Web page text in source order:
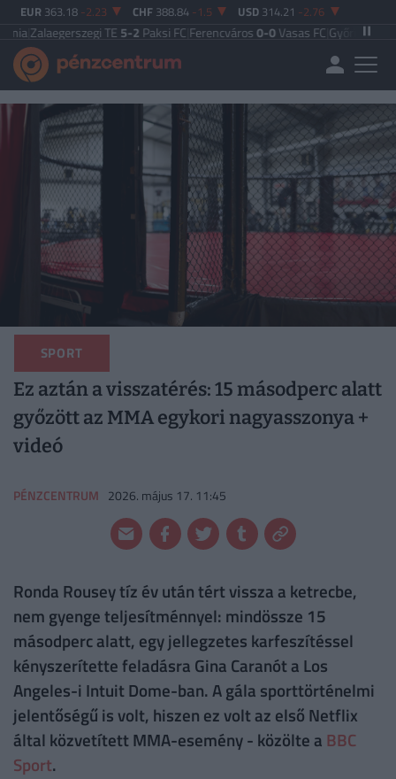
EUR 363.18 -2.23 CHF 388.84 -1.5 USD 314.21 -2.76
TE5-2Paksi FC|Ferencváros0-0Vasas FC|Győri ETO FC4-0
SPORT
Ez aztán a visszatérés: 15 másodperc alatt
győzött az MMA egykori nagyasszonya +
videó
PÉNZCENTRUM 2026. május 17. 11:45
Ronda Rousey tíz év után tért vissza a ketrecbe,
nem gyenge teljesítménnyel: mindössze 15
másodperc alatt, egy jellegzetes karfeszítéssel
kényszerítette feladásra Gina Caranót a Los
Angeles-i Intuit Dome-ban. A gála sporttörténelmi
jelentőségű is volt, hiszen ez volt az első Netflix
által közvetített MMA-esemény - közölte a BBC
Sport.